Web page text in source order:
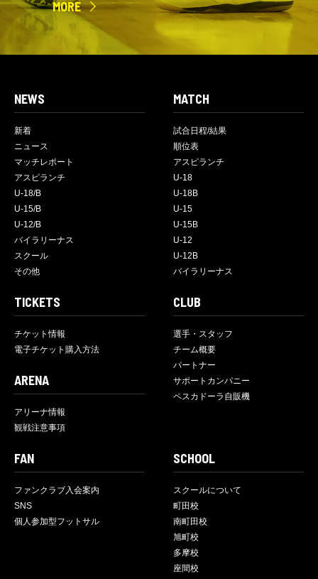
MORE
NEWS
新着
ニュース
マッチレポート
アスピランチ
U-18/B
U-15/B
U-12/B
バイラリーナス
スクール
その他
MATCH
試合日程/結果
順位表
アスピランチ
U-18
U-18B
U-15
U-15B
U-12
U-12B
バイラリーナス
TICKETS
チケット情報
電子チケット購入方法
ARENA
アリーナ情報
観戦注意事項
CLUB
選手・スタッフ
チーム概要
パートナー
サポートカンパニー
ペスカドーラ自販機
FAN
ファンクラブ入会案内
SNS
個人参加型フットサル
SCHOOL
スクールについて
町田校
南町田校
旭町校
多摩校
座間校